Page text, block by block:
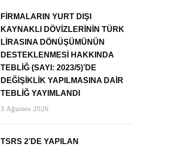
FİRMALARIN YURT DIŞI
KAYNAKLI DÖVİZLERİNİN TÜRK
LİRASINA DÖNÜŞÜMÜNÜN
DESTEKLENMESİ HAKKINDA
TEBLİĞ (SAYI: 2023/5)’DE
DEĞİŞİKLİK YAPILMASINA DAİR
TEBLİĞ YAYIMLANDI
3 Ağustos 2026
TSRS 2’DE YAPILAN